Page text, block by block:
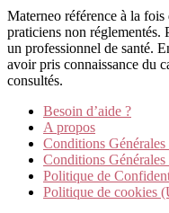
Materneo référence à la fois
praticiens non réglementés.
un professionnel de santé.
avoir pris connaissance du
consultés.
Besoin d’aide ?
A propos
Conditions
Conditions Générales
Politique de
Politique de cookies